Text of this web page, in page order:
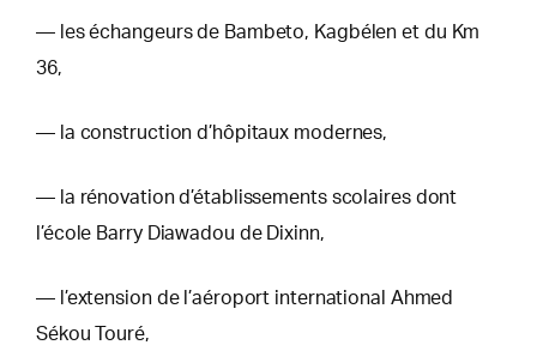
— les échangeurs de Bambeto, Kagbélen et du Km
36,
— la construction d’hôpitaux modernes,
— la rénovation d’établissements scolaires dont
l’école Barry Diawadou de Dixinn,
— l’extension de l’aéroport international Ahmed
Sékou Touré,